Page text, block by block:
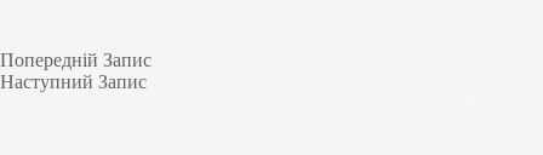
Попередній Запис
Наступний Запис